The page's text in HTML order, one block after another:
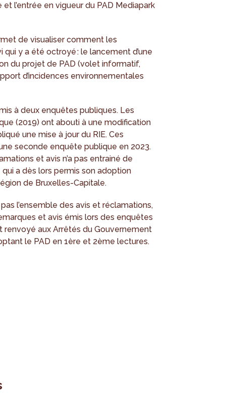
l’entrée en vigueur du PAD Mediapark
de visualiser comment les
y a été octroyé : le lancement d’une
du projet de PAD (volet informatif,
d’incidences environnementales
à deux enquêtes publiques. Les
(2019) ont abouti à une modification
une mise à jour du RIE. Ces
seconde enquête publique en 2023.
et avis n’a pas entrainé de
a dès lors permis son adoption
de Bruxelles-Capitale.
l’ensemble des avis et réclamations,
et avis émis lors des enquêtes
renvoyé aux Arrêtés du Gouvernement
le PAD en 1ère et 2ème lectures.